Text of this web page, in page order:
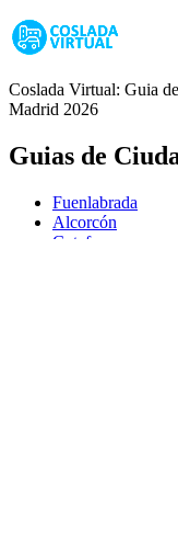
Coslada Virtual: Guia
Madrid 2026
Guias de
Fuenlabrada
Alcorcón
Getafe